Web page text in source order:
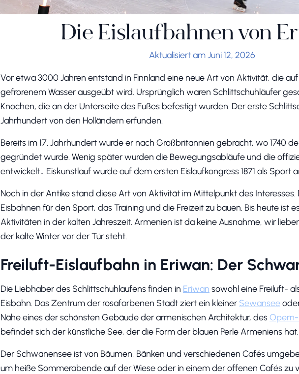
Die Eislaufbahnen von
Aktualisiert am Juni 12, 2026
Vor etwa 3000 Jahren entstand in Finnland eine neue Art von Aktivität, die
gefrorenem Wasser ausgeübt wird. Ursprünglich waren Schlittschuhläufer
Knochen, die an der Unterseite des Fußes befestigt wurden. Der erste
Jahrhundert von den Holländern erfunden.
Bereits im 17. Jahrhundert wurde er nach Großbritannien gebracht, wo 1740
gegründet wurde. Wenig später wurden die Bewegungsabläufe und die
entwickelt․ Eiskunstlauf wurde auf dem ersten Eislaufkongress 1871 als Sport
Noch in der Antike stand diese Art von Aktivität im Mittelpunkt des
Eisbahnen für den Sport, das Training und die Freizeit zu bauen. Bis heute ist
Aktivitäten in der kalten Jahreszeit. Armenien ist da keine Ausnahme, wir
der kalte Winter vor der Tür steht.
Freiluft-Eislaufbahn in Eriwan: Der
Die Liebhaber des Schlittschuhlaufens finden in Eriwan sowohl eine Freiluft-
Eisbahn. Das Zentrum der rosafarbenen Stadt ziert ein kleiner Sewansee
Nähe eines der schönsten Gebäude der armenischen Architektur, des
befindet sich der künstliche See, der die Form der blauen Perle Armeniens hat.
Der Schwanensee ist von Bäumen, Bänken und verschiedenen Cafés
um heiße Sommerabende auf der Wiese oder in einem der offenen Cafés zu